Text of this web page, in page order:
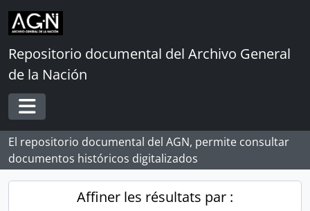
Skip to main content
Repositorio documental del Archivo General
de la Nación
Toggle navigation
El repositorio documental del AGN, permite consultar
documentos históricos digitalizados
Affiner les résultats par :